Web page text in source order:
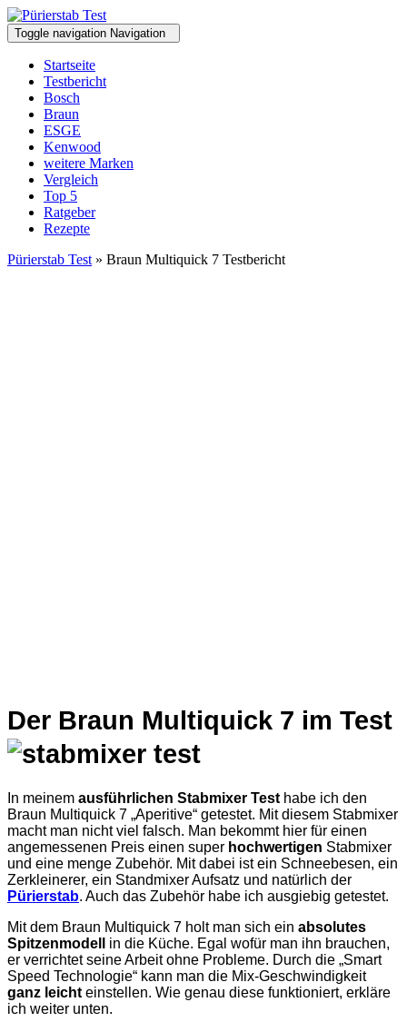
Toggle navigation Navigation
Startseite
Testbericht
Bosch
Braun
ESGE
Kenwood
weitere Marken
Vergleich
Top 5
Ratgeber
Rezepte
Pürierstab Test » Braun Multiquick 7 Testbericht
Der Braun Multiquick 7 im Test
In meinem ausführlichen Stabmixer Test habe ich den
Braun Multiquick 7 „Aperitive“ getestet. Mitdiesem Stabmixer
macht man nicht viel falsch. Man bekommt hier für einen
angemessenen Preis einen super hochwertigen Stabmixer
und eine menge Zubehör. Mit dabei ist ein Schneebesen, ein
Zerkleinerer, ein Standmixer Aufsatz und natürlich der
Pürierstab. Auch das Zubehör habe ich ausgiebig getestet.
Mit dem Braun Multiquick 7 holt man sich ein absolutes
Spitzenmodell
in die Küche. Egal wofür man ihn brauchen,
er verrichtet seine Arbeit ohne Probleme. Durch die „Smart
Speed Technologie“ kann man die Mix-Geschwindigkeit
ganz leicht einstellen. Wie genau diese funktioniert, erkläre
ich weiter unten.